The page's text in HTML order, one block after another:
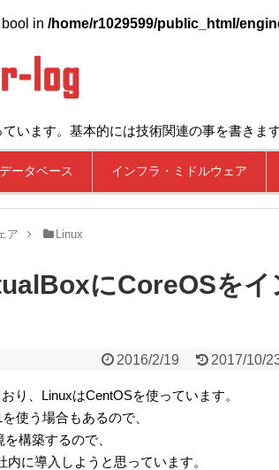
in /home/r1029599/public_html/
います。基本的には技術関連の事を書きます
データベース インフラ・ミドルウェア
ア Linux
にCoreOSを
2016/2/19 2017/10/
り、LinuxはCentOSを使っています。
使う場合もあるので、
構築するので、
に導入しようと思っています。